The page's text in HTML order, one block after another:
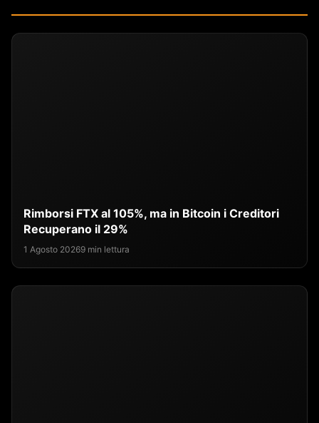
Rimborsi FTX al 105%, ma in Bitcoin i Creditori
Recuperano il 29%
1 Agosto 20269 min lettura